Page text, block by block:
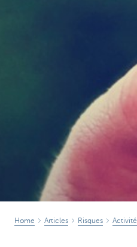
Home Articles Risques Activité